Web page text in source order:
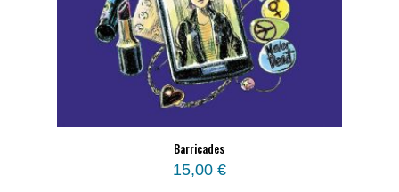
Barricades
15,00 €